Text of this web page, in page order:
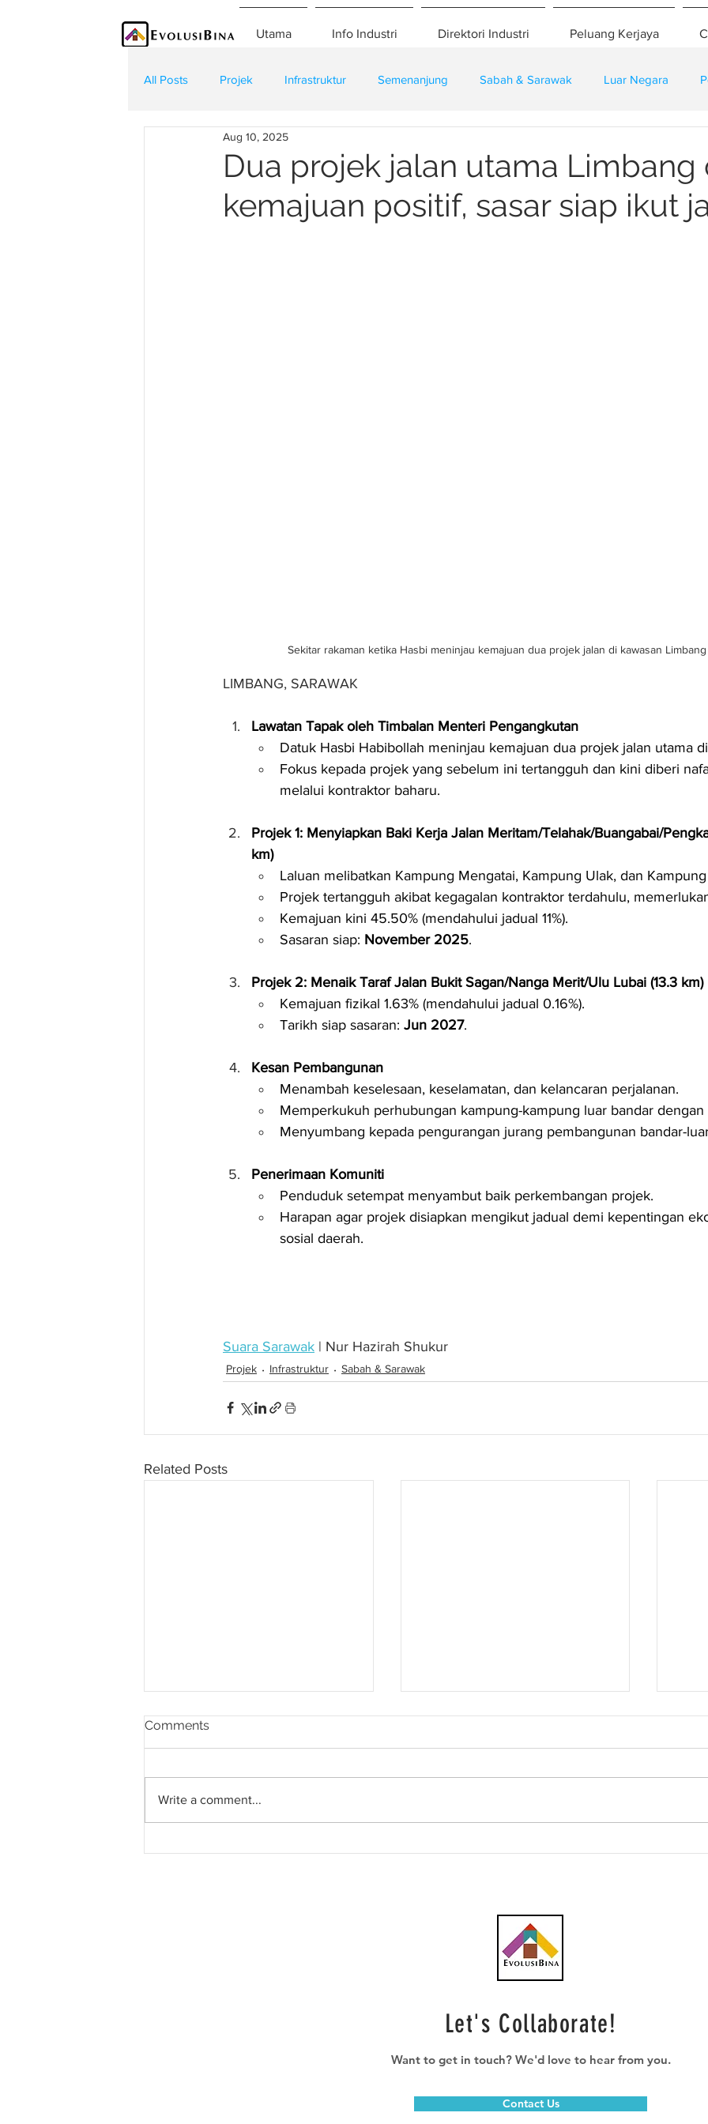
Utama Info Industri Direktori Industri Peluang Kerjaya
All Posts Projek Infrastruktur Semenanjung Sabah & Sarawak Luar Negara
Teknologi Kontraktor
Dua projek jalan utama Limbang
kemajuan positif, sasar siap ikut
Aug 10, 2025
Sekitar rakaman ketika Hasbi meninjau kemajuan dua projek jalan di kawasan Limbang
LIMBANG, SARAWAK
Lawatan Tapak oleh Timbalan Menteri Pengangkutan
Datuk Hasbi Habibollah meninjau kemajuan dua projek jalan utama
Fokus kepada projek yang sebelum ini tertangguh dan kini diberi
melalui kontraktor baharu.
Projek 1: Menyiapkan Baki Kerja Jalan Meritam/Telahak/Buangabai/
km)
Laluan melibatkan Kampung Mengatai, Kampung Ulak, dan
Projek tertangguh akibat kegagalan kontraktor terdahulu,
Kemajuan kini 45.50% (mendahului jadual 11%).
Sasaran siap: November 2025.
Projek 2: Menaik Taraf Jalan Bukit Sagan/Nanga Merit/Ulu Lubai (13.3 km)
Kemajuan fizikal 1.63% (mendahului jadual 0.16%).
Tarikh siap sasaran: Jun 2027.
Kesan Pembangunan
Menambah keselesaan, keselamatan, dan kelancaran perjalanan.
Memperkukuh perhubungan kampung-kampung luar bandar dengan
Menyumbang kepada pengurangan jurang pembangunan bandar-
Penerimaan Komuniti
Penduduk setempat menyambut baik perkembangan projek.
Harapan agar projek disiapkan mengikut jadual demi kepentingan
sosial daerah.
Suara Sarawak | Nur Hazirah Shukur
Projek Infrastruktur Sabah & Sarawak
Related Posts
capai kemajuan 52.27%; LTB
Miri peringkat reka bentuk,
cadangan seksyen Limbang
Comments
Write a comment...
Let's Collaborate!
Want to get in touch? We'd love to hear from you.
Contact Us